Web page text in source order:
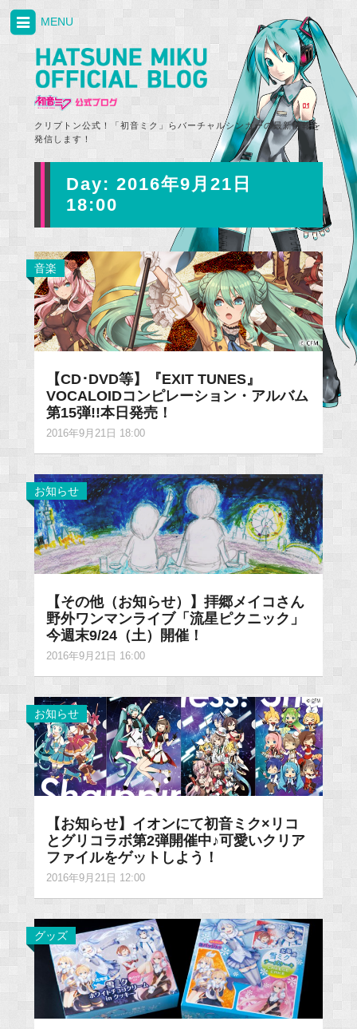
クリプトン公式！「初音ミク」らバーチャルシンガーの最新情報を
発信します！
MENU
Day: 2016年9月21日
18:00
音楽
【CD･DVD等】『EXIT TUNES』
VOCALOIDコンピレーション・アルバム
第15弾!!本日発売！
2016年9月21日 18:00
お知らせ
【その他（お知らせ）】拝郷メイコさん
野外ワンマンライブ「流星ピクニック」
今週末9/24（土）開催！
2016年9月21日 16:00
お知らせ
【お知らせ】イオンにて初音ミク×リコ
とグリコラボ第2弾開催中♪可愛いクリア
ファイルをゲットしよう！
2016年9月21日 12:00
グッズ